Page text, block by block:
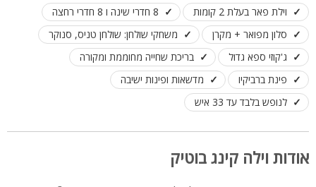
וילת פאר בעלת 2 קומות
8 חדרי שינה ו 8 חדרי רחצה
סלון מפואר + מקרן
משחקי שולחן: שולחן טניס, סנוקר
ג'קוזי ספא גדול
בריכת שחייה מחוממת ומקורה
פינת ברביקיו
מדשאות ופינות ישיבה
לנופש בלבד עד 33 איש
אודות וילה קינג בוטיק